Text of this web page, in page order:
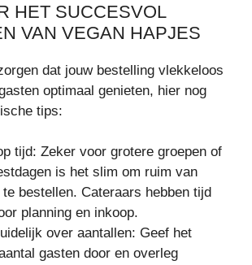
HET SUCCESVOL
VAN VEGAN HAPJES
dat jouw bestelling vlekkeloos
optimaal genieten, hier nog
tips:
tijd: Zeker voor grotere groepen of
is het slim om ruim van
bestellen. Cateraars hebben tijd
planning en inkoop.
over aantallen: Geef het
gasten door en overleg